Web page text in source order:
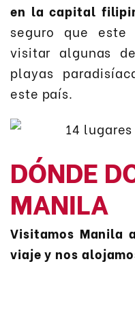
en la capital
seguro que
visitar algunas
playas
este país.
DÓNDE
MANILA
Visitamos Manila
viaje y nos